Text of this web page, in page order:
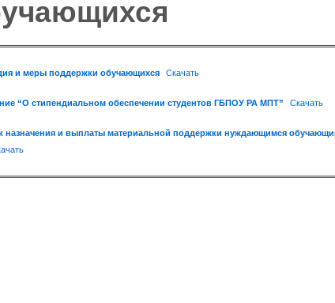
и меры поддержки обучающихся Скачать
“О стипендиальном обеспечении студентов ГБПОУ РА МПТ” Скачать
назначения и выплаты материальной поддержки нуждающимся